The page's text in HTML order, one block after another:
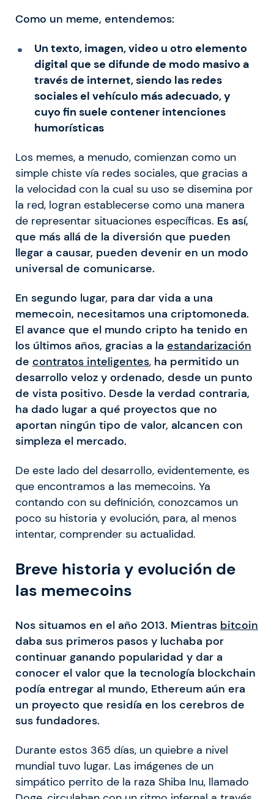
Como un meme, entendemos:
Un texto, imagen, video u otro elemento
digital que se difunde de modo masivo a
través de internet, siendo las redes
sociales el vehículo más adecuado, y
cuyo fin suele contener intenciones
humorísticas
Los memes, a menudo, comienzan como un
simple chiste vía redes sociales, que gracias a
la velocidad con la cual su uso se disemina por
la red, logran establecerse como una manera
de representar situaciones específicas. Es así,
que más allá de la diversión que pueden
llegar a causar, pueden devenir en un modo
universal de comunicarse.
En segundo lugar, para dar vida a una
memecoin, necesitamos una criptomoneda.
El avance que el mundo cripto ha tenido en
los últimos años, gracias a la estandarización
de contratos inteligentes, ha permitido un
desarrollo veloz y ordenado, desde un punto
de vista positivo. Desde la verdad contraria,
ha dado lugar a qué proyectos que no
aportan ningún tipo de valor, alcancen con
simpleza el mercado.
De este lado del desarrollo, evidentemente, es
que encontramos a las memecoins. Ya
contando con su definición, conozcamos un
poco su historia y evolución, para, al menos
intentar, comprender su actualidad.
Breve historia y evolución de
las memecoins
Nos situamos en el año 2013. Mientras bitcoin
daba sus primeros pasos y luchaba por
continuar ganando popularidad y dar a
conocer el valor que la tecnología blockchain
podía entregar al mundo, Ethereum aún era
un proyecto que residía en los cerebros de
sus fundadores.
Durante estos 365 días, un quiebre a nivel
mundial tuvo lugar. Las imágenes de un
simpático perrito de la raza Shiba Inu, llamado